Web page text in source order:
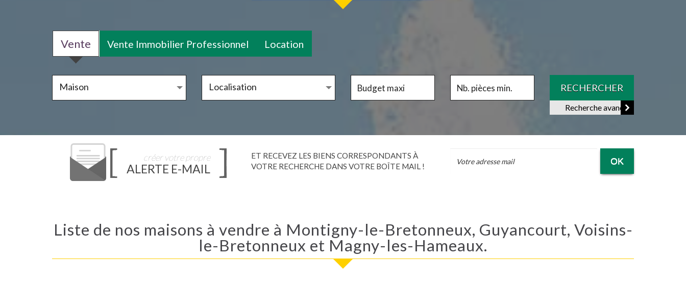
Vente Vente Immobilier Professionnel Location
Maison Localisation RECHERCHER
Recherche avancée
créer votre propre
ALERTE E-MAIL
ET RECEVEZ LES BIENS CORRESPONDANTS À
VOTRE RECHERCHE DANS VOTRE BOÎTE MAIL !
OK
Liste de nos maisons à vendre à Montigny-le-Bretonneux, Guyancourt, Voisins-
le-Bretonneux et Magny-les-Hameaux.